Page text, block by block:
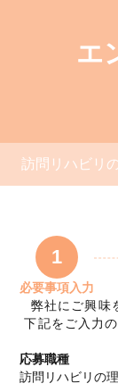
エ
訪問リハビリ
1
必要事項入力
弊社にご興味
下記をご入力
応募職種
訪問リハビリの